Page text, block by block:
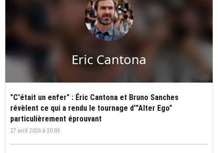
Eric Cantona
"C'était un enfer" : Éric Cantona et Bruno Sanches
révèlent ce qui a rendu le tournage d'"Alter Ego"
particulièrement éprouvant
27 avril 2026 à 20:03